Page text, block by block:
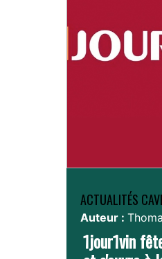
ACTUALITÉS
Auteur :
1jour1vin